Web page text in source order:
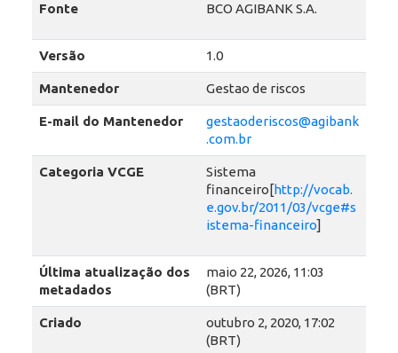
Fonte BCO AGIBANK S.A.
Versão 1.0
Mantenedor Gestao de riscos
E-mail do Mantenedor
gestaoderiscos@agibank
.com.br
Categoria VCGE
Sistema
financeiro[http://vocab.
e.gov.br/2011/03/vcge#s
istema-financeiro]
Última atualização dos
metadados
maio 22, 2026, 11:03
(BRT)
Criado
outubro 2, 2020, 17:02
(BRT)